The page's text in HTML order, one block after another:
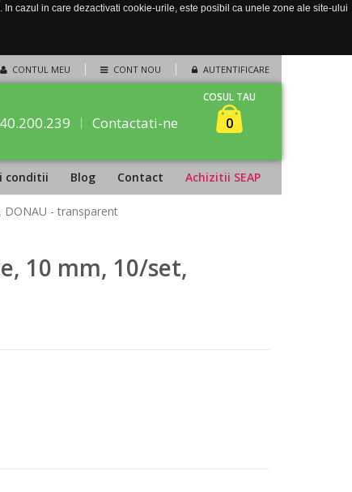
cazul in care dezactivati cookie-urile, este posibil ca unele zone ale site-ului
CONTUL MEU CONT NOU AUTENTIFICARE
Contactati-ne
COSUL TAU
0
conditii Blog Contact Achizitii SEAP
- transparent
10 mm, 10/set,